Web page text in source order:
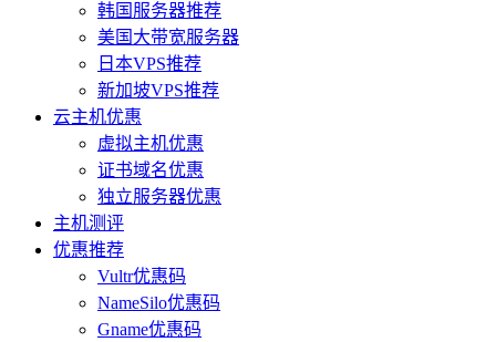
韩国服务器推荐
美国大带宽服务器
日本VPS推荐
新加坡VPS推荐
云主机优惠
虚拟主机优惠
证书域名优惠
独立服务器优惠
主机测评
优惠推荐
Vultr优惠码
NameSilo优惠码
Gname优惠码